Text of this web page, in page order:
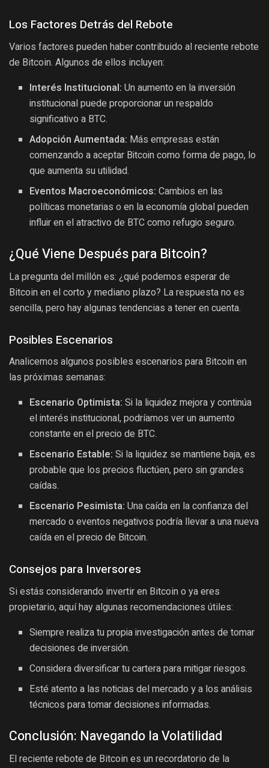
Los Factores Detrás del Rebote
Varios factores pueden haber contribuido al reciente rebote
de Bitcoin. Algunos de ellos incluyen:
Interés Institucional: Un aumento en la inversión
institucional puede proporcionar un respaldo
significativo a BTC.
Adopción Aumentada: Más empresas están
comenzando a aceptar Bitcoin como forma de pago, lo
que aumenta su utilidad.
Eventos Macroeconómicos: Cambios en las
políticas monetarias o en la economía global pueden
influir en el atractivo de BTC como refugio seguro.
¿Qué Viene Después para Bitcoin?
La pregunta del millón es: ¿qué podemos esperar de
Bitcoin en el corto y mediano plazo? La respuesta no es
sencilla, pero hay algunas tendencias a tener en cuenta.
Posibles Escenarios
Analicemos algunos posibles escenarios para Bitcoin en
las próximas semanas:
Escenario Optimista: Si la liquidez mejora y continúa
el interés institucional, podríamos ver un aumento
constante en el precio de BTC.
Escenario Estable: Si la liquidez se mantiene baja, es
probable que los precios fluctúen, pero sin grandes
caídas.
Escenario Pesimista: Una caída en la confianza del
mercado o eventos negativos podría llevar a una nueva
caída en el precio de Bitcoin.
Consejos para Inversores
Si estás considerando invertir en Bitcoin o ya eres
propietario, aquí hay algunas recomendaciones útiles:
Siempre realiza tu propia investigación antes de tomar
decisiones de inversión.
Considera diversificar tu cartera para mitigar riesgos.
Esté atento a las noticias del mercado y a los análisis
técnicos para tomar decisiones informadas.
Conclusión: Navegando la Volatilidad
El reciente rebote de Bitcoin es un recordatorio de la